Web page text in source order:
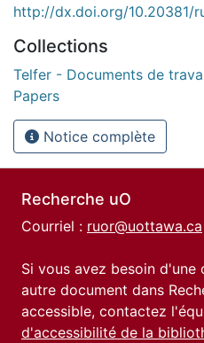
http://dx.doi.org/10.20381/
Collections
Telfer - Documents de
Papers
Notice complète
Recherche uO
Courriel : ruor@uottawa.ca
Si vous avez besoin
autre document dans
accessible, contactez
d'accessibilité de la